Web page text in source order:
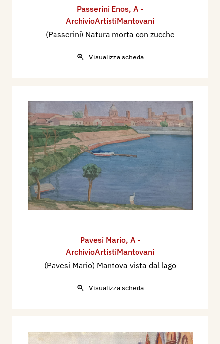
Passerini Enos, A -
ArchivioArtistiMantovani
(Passerini) Natura morta con zucche
Visualizza scheda
Pavesi Mario, A -
ArchivioArtistiMantovani
(Pavesi Mario) Mantova vista dal lago
Visualizza scheda